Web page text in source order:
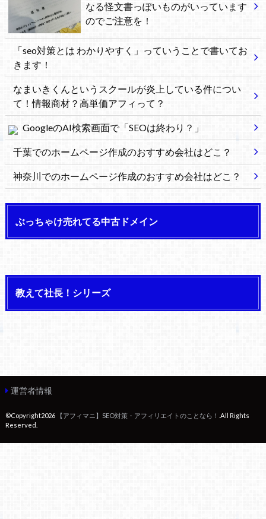
なる怪文書っぽいものがいっています
のでご注意を！
「seo対策とは わかりやすく」っていうことで書いてお
きます！
なまいきくんというスクールが炎上している件につい
て！情報商材？高単価アフィって？
GoogleのAI検索画面で「SEOは終わり？」
千葉でのホームページ作成のおすすめ会社はどこ？
神奈川でのホームページ作成のおすすめ会社はどこ？
ぶっちゃけ売れてる中古ドメイン
教えて社長！シリーズ
運営者情報
©Copyright2026 【アフィマニ】SEO対策・アフィリエイトのことなら！
.All Rights
Reserved.